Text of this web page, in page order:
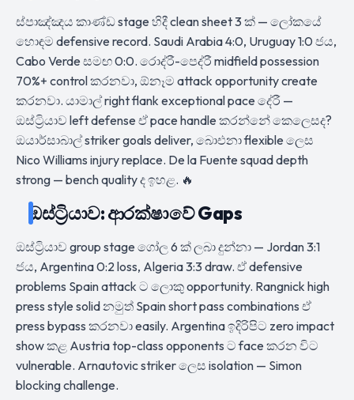
ස්පාඤ්ඤය කාණ්ඩ stage හිදී clean sheet 3 ක් — ලෝකයේ
හොඳම defensive record. Saudi Arabia 4:0, Uruguay 1:0 ජය,
Cabo Verde සමඟ 0:0. රොද්රී-පෙද්රී midfield possession
70%+ control කරනවා, ඕනෑම attack opportunity create
කරනවා. යාමාල් right flank exceptional pace දේරී —
ඔස්ට්‍රියාව left defense ඒ pace handle කරන්නේ කෙලෙසද?
ඔයාර්සාබාල් striker goals deliver, බාෙඑනා flexible ලෙස
Nico Williams injury replace. De la Fuente squad depth
strong — bench quality ද ඉහළ. 🔥
ඔස්ට්‍රියාව: ආරක්ෂාවේ Gaps
ඔස්ට්‍රියාව group stage ගෝල 6 ක් ලබා දුන්නා — Jordan 3:1
ජය, Argentina 0:2 loss, Algeria 3:3 draw. ඒ defensive
problems Spain attack ට ලොකු opportunity. Rangnick high
press style solid නමුත් Spain short pass combinations ඒ
press bypass කරනවා easily. Argentina ඉදිරිපිට zero impact
show කළ Austria top-class opponents ට face කරන විට
vulnerable. Arnautovic striker ලෙස isolation — Simon
blocking challenge.